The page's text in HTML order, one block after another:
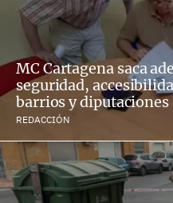
MC Cartagena saca
seguridad,
barrios y diputaciones
REDACCIÓN